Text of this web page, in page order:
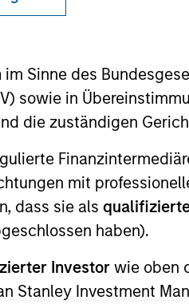
im Sinne des
sowie in
die zuständigen
mit
dass sie als
haben).
Investor wie oben
Stanley Investment
on
location
café
and